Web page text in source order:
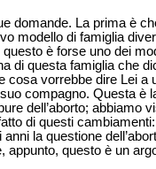
domande. La prima è
modello di famiglia
è forse uno dei
di questa famiglia che
cosa vorrebbe dire Lei
compagno. Questa è
dell’aborto; abbiamo
di questi
la questione
appunto, questo è un